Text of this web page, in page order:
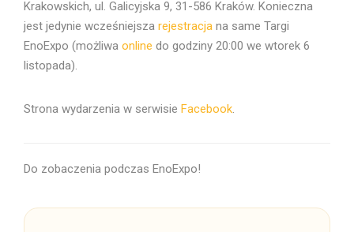
Krakowskich, ul. Galicyjska 9, 31-586 Kraków. Konieczna
jest jedynie wcześniejsza rejestracja na same Targi
EnoExpo (możliwa online do godziny 20:00 we wtorek 6
listopada).
Strona wydarzenia w serwisie Facebook.
Do zobaczenia podczas EnoExpo!